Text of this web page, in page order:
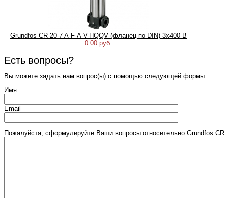
Grundfos CR 20-7 A-F-A-V-HQQV (фланец по DIN) 3х400 В
0.00 руб.
Есть вопросы?
Вы можете задать нам вопрос(ы) с помощью следующей формы.
Имя:
Email
Пожалуйста, сформулируйте Ваши вопросы относительно Grundfos